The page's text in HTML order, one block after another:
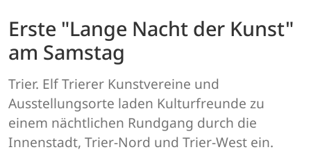
Erste "Lange Nacht der Kunst"
am Samstag
Trier. Elf Trierer Kunstvereine und
Ausstellungsorte laden Kulturfreunde zu
einem nächtlichen Rundgang durch die
Innenstadt, Trier-Nord und Trier-West ein.